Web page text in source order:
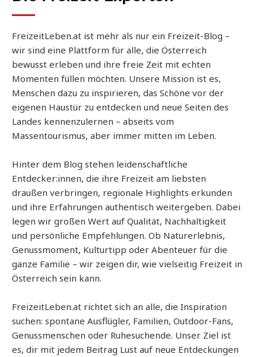
FreizeitLeben.at ist mehr als nur ein Freizeit-Blog –
wir sind eine Plattform für alle, die Österreich
bewusst erleben und ihre freie Zeit mit echten
Momenten füllen möchten. Unsere Mission ist es,
Menschen dazu zu inspirieren, das Schöne vor der
eigenen Haustür zu entdecken und neue Seiten des
Landes kennenzulernen – abseits vom
Massentourismus, aber immer mitten im Leben.
Hinter dem Blog stehen leidenschaftliche
Entdecker:innen, die ihre Freizeit am liebsten
draußen verbringen, regionale Highlights erkunden
und ihre Erfahrungen authentisch weitergeben. Dabei
legen wir großen Wert auf Qualität, Nachhaltigkeit
und persönliche Empfehlungen. Ob Naturerlebnis,
Genussmoment, Kulturtipp oder Abenteuer für die
ganze Familie – wir zeigen dir, wie vielseitig Freizeit in
Österreich sein kann.
FreizeitLeben.at richtet sich an alle, die Inspiration
suchen: spontane Ausflügler, Familien, Outdoor-Fans,
Genussmenschen oder Ruhesuchende. Unser Ziel ist
es, dir mit jedem Beitrag Lust auf neue Entdeckungen